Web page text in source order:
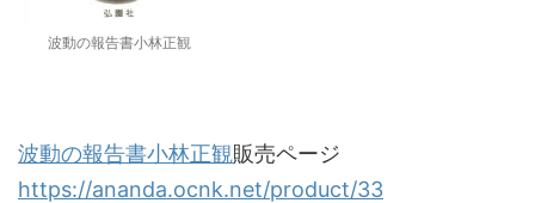
波動の報告書小林正観
波動の報告書小林正観販売ページ
https://ananda.ocnk.net/product/33